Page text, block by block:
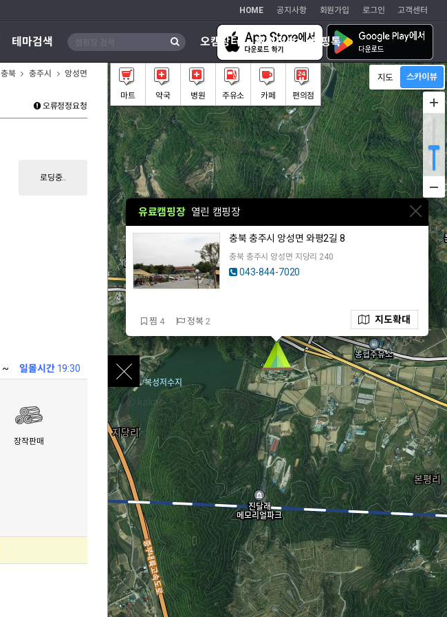
HOME 공지사항 회원가입 로그인 고객센터
테마검색 오캠장터 캠핑정보 캠핑톡
오류정정요청
충북 충주시 앙성면
로딩중..
~ 일몰시간19:30
장작판매
마트 약국 병원 주유소 카페 편의점
유료캠핑장 열린 캠핑장
찜 4 정복 2
충북 충주시 앙성면 와평2길 8
충북 충주시 앙성면 지당리 240
043-844-7020
지도확대